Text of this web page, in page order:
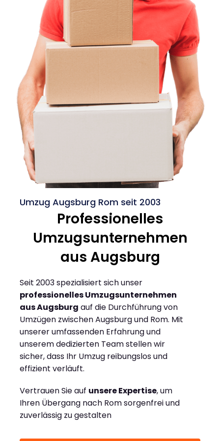
Umzug Augsburg Rom seit 2003
Professionelles
Umzugsunternehmen
aus Augsburg
Seit 2003 spezialisiert sich unser
professionelles Umzugsunternehmen
aus Augsburg auf die Durchführung von
Umzügen zwischen Augsburg und Rom. Mit
unserer umfassenden Erfahrung und
unserem dedizierten Team stellen wir
sicher, dass Ihr Umzug reibungslos und
effizient verläuft.
Vertrauen Sie auf unsere Expertise, um
Ihren Übergang nach Rom sorgenfrei und
zuverlässig zu gestalten